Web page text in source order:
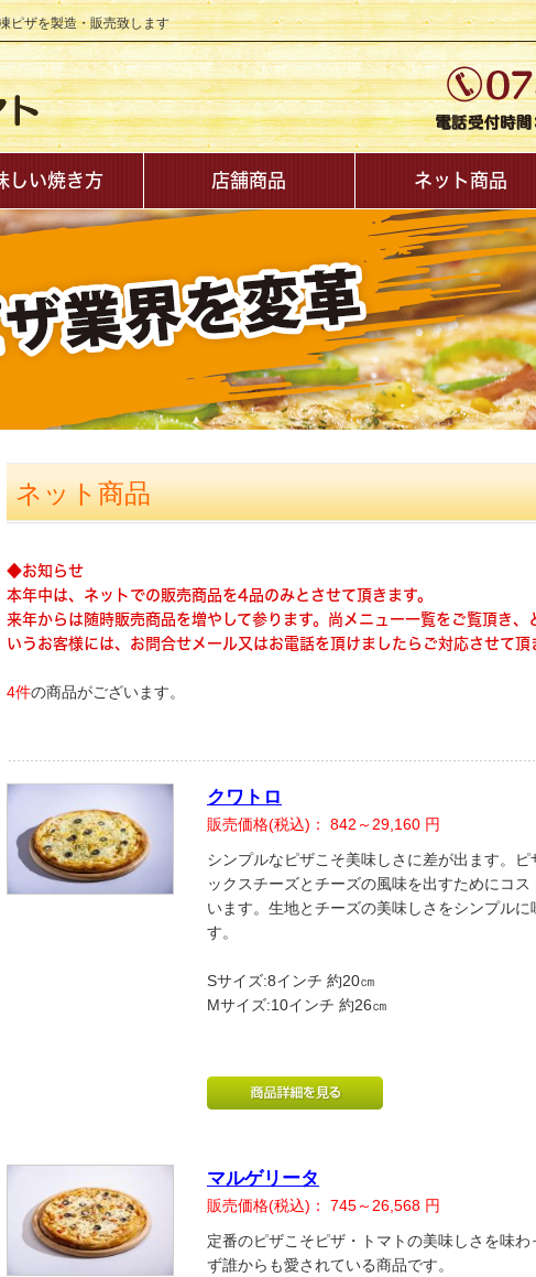
ピザを製造・販売致します
しい焼き方 店舗商品 ネット商品
ネット商品
◆お知らせ
本年中は、ネットでの販売商品を4品のみとさせて頂きます。
来年からは随時販売商品を増やして参ります。尚メニュー一覧をご覧頂き、
いうお客様には、お問合せメール又はお電話を頂けましたらご対応させて頂
4件の商品がございます。
クワトロ
販売価格(税込)： 842～29,160 円
シンプルなピザこそ美味しさに差が出ます。
ックスチーズとチーズの風味を出すためにコ
います。生地とチーズの美味しさをシンプル
す。
Sサイズ:8インチ 約20㎝
Mサイズ:10インチ 約26㎝
マルゲリータ
販売価格(税込)： 745～26,568 円
定番のピザこそピザ・トマトの美味しさを味
ず誰からも愛されている商品です。